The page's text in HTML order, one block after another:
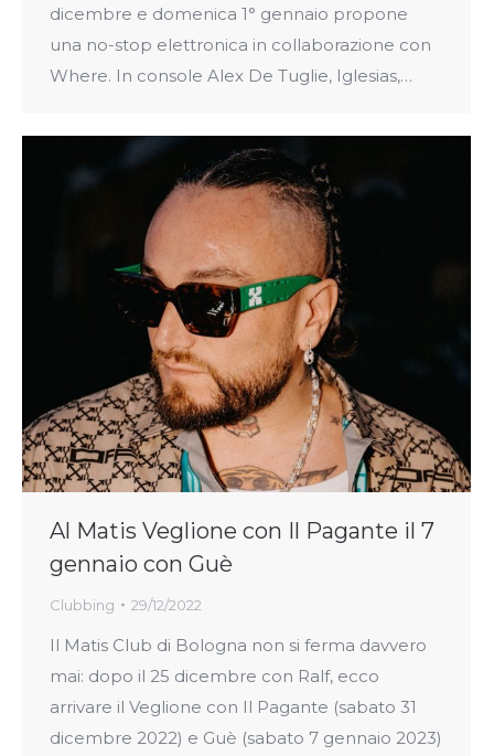
dicembre e domenica 1° gennaio propone
una no-stop elettronica in collaborazione con
Where. In console Alex De Tuglie, Iglesias,…
Al Matis Veglione con Il Pagante il 7
gennaio con Guè
Clubbing 29/12/2022
Il Matis Club di Bologna non si ferma davvero
mai: dopo il 25 dicembre con Ralf, ecco
arrivare il Veglione con Il Pagante (sabato 31
dicembre 2022) e Guè (sabato 7 gennaio 2023)